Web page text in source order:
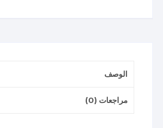
الوصف
مراجعات (0)